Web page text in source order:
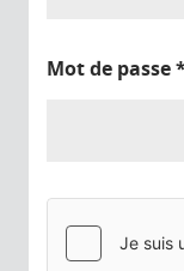
Mot de passe